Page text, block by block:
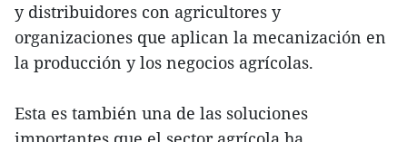
y distribuidores con agricultores y
organizaciones que aplican la mecanización en
la producción y los negocios agrícolas.
Esta es también una de las soluciones